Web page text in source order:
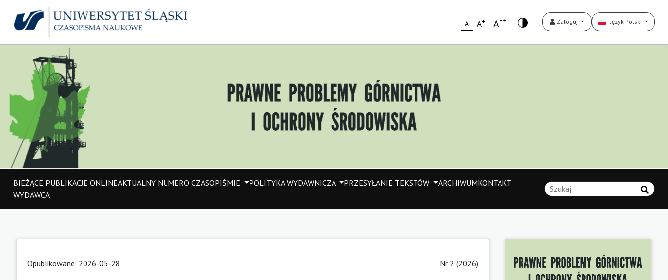
A A+ A++ Zaloguj Język Polski
BIEŻĄCE PUBLIKACJE ONLINEAKTUALNY NUMERO CZASOPIŚMIE POLITYKA WYDAWNICZA PRZESYŁANIE TEKSTÓW ARCHIWUMKONTAKT
WYDAWCA
Opublikowane: 2026-05-28 Nr 2 (2026)